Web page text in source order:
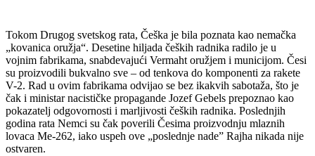
Tokom Drugog svetskog rata, Češka je bila poznata kao nemačka
„kovanica oružja“. Desetine hiljada čeških radnika radilo je u
vojnim fabrikama, snabdevajući Vermaht oružjem i municijom. Česi
su proizvodili bukvalno sve – od tenkova do komponenti za rakete
V-2. Rad u ovim fabrikama odvijao se bez ikakvih sabotaža, što je
čak i ministar nacističke propagande Jozef Gebels prepoznao kao
pokazatelj odgovornosti i marljivosti čeških radnika. Poslednjih
godina rata Nemci su čak poverili Česima proizvodnju mlaznih
lovaca Me-262, iako uspeh ove „poslednje nade” Rajha nikada nije
ostvaren.